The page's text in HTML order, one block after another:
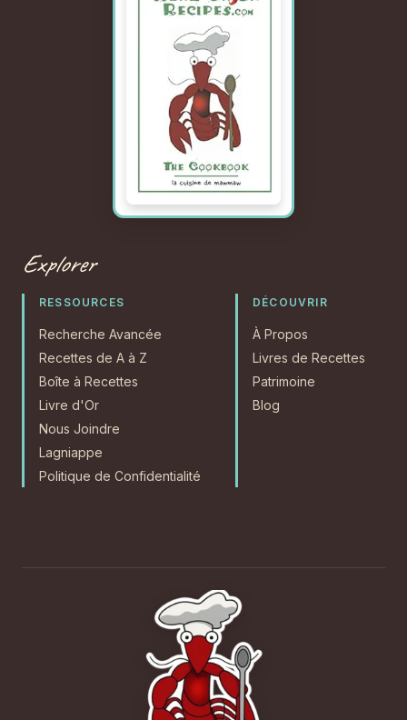
Explorer
RESSOURCES
Recherche Avancée
Recettes de A à Z
Boîte à Recettes
Livre d'Or
Nous Joindre
Lagniappe
Politique de Confidentialité
DÉCOUVRIR
À Propos
Livres de Recettes
Patrimoine
Blog